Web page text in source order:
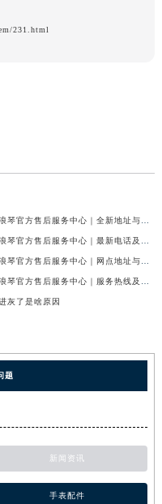
231.html
灰了是啥原因
题
新闻资讯
手表配件